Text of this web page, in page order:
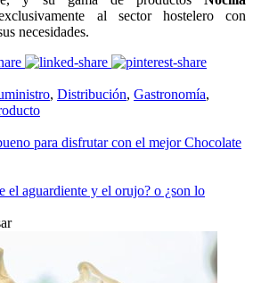
al sector hostelero con
necesidades.
, Distribución, Gastronomía,
para disfrutar con el mejor Chocolate
el aguardiente y el orujo? o ¿son lo